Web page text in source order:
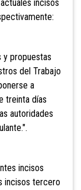
incisos
y propuestas
del Trabajo
a
treinta días
autoridades
incisos
incisos tercero